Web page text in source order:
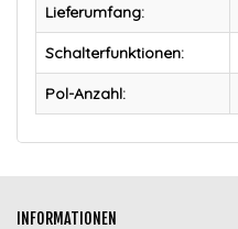
Lieferumfang:
Schalterfunktionen:
Pol-Anzahl:
INFORMATIONEN